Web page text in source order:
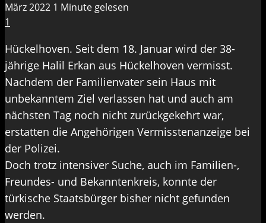
März 2022 1 Minute gelesen
1
Hückelhoven. Seit dem 18. Januar wird der 38-
jährige Halil Erkan aus Hückelhoven vermisst.
Nachdem der Familienvater sein Haus mit
unbekanntem Ziel verlassen hat und auch am
nächsten Tag noch nicht zurückgekehrt war,
erstatten die Angehörigen Vermisstenanzeige bei
der Polizei.
Doch trotz intensiver Suche, auch im Familien-,
Freundes- und Bekanntenkreis, konnte der
türkische Staatsbürger bisher nicht gefunden
werden.